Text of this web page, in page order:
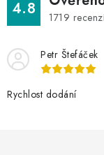
4.8 1719
Petr Štefáček
Rychlost dodání